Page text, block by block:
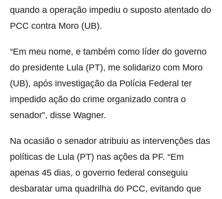
quando a operação impediu o suposto atentado do
PCC contra Moro (UB).
“Em meu nome, e também como líder do governo
do presidente Lula (PT), me solidarizo com Moro
(UB), após investigação da Polícia Federal ter
impedido ação do crime organizado contra o
senador”, disse Wagner.
Na ocasião o senador atribuiu as intervenções das
políticas de Lula (PT) nas ações da PF. “Em
apenas 45 dias, o governo federal conseguiu
desbaratar uma quadrilha do PCC, evitando que